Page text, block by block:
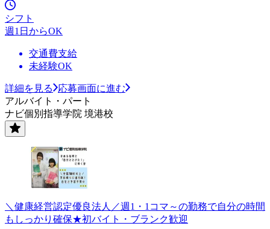
シフト
週1日からOK
交通費支給
未経験OK
詳細を見る
応募画面に進む
アルバイト・パート
ナビ個別指導学院 境港校
＼健康経営認定優良法人／週1・1コマ～の勤務で自分の時間
もしっかり確保★初バイト・ブランク歓迎